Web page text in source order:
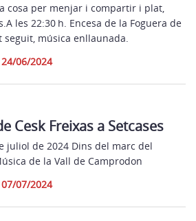
cosa per menjar i compartir i plat,
les 22:30 h. Encesa de la Foguera de
seguit, música enllaunada.
06/2024
Cesk Freixas a Setcases
juliol de 2024 Dins del marc del
de la Vall de Camprodon
07/2024